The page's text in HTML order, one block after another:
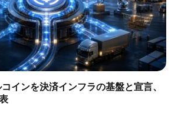
インを決済インフラの基盤と宣言、